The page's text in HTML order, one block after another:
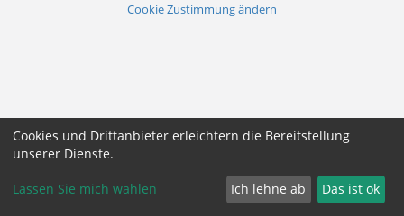
Cookie Zustimmung ändern
Cookies und Drittanbieter erleichtern die Bereitstellung
unserer Dienste.
Lassen Sie mich wählen Ich lehne ab Das ist ok